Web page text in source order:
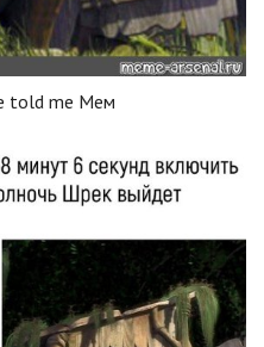
told me Мем